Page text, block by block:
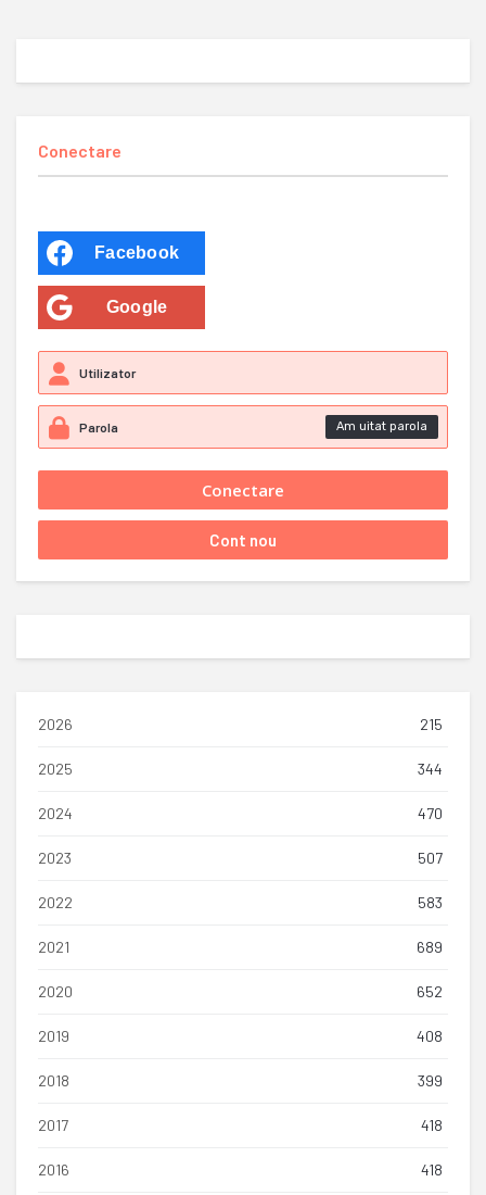
Conectare
Facebook
Google
Am uitat parola
2026 215
2025 344
2024 470
2023 507
2022 583
2021 689
2020 652
2019 408
2018 399
2017 418
2016 418